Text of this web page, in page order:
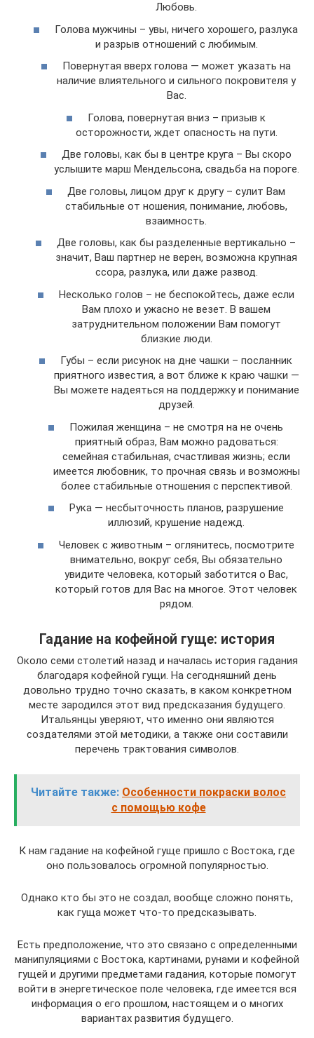
Любовь.
Голова мужчины – увы, ничего хорошего, разлука
и разрыв отношений с любимым.
Повернутая вверх голова — может указать на
наличие влиятельного и сильного покровителя у
Вас.
Голова, повернутая вниз – призыв к
осторожности, ждет опасность на пути.
Две головы, как бы в центре круга – Вы скоро
услышите марш Мендельсона, свадьба на пороге.
Две головы, лицом друг к другу – сулит Вам
стабильные от ношения, понимание, любовь,
взаимность.
Две головы, как бы разделенные вертикально –
значит, Ваш партнер не верен, возможна крупная
ссора, разлука, или даже развод.
Несколько голов – не беспокойтесь, даже если
Вам плохо и ужасно не везет. В вашем
затруднительном положении Вам помогут
близкие люди.
Губы – если рисунок на дне чашки – посланник
приятного известия, а вот ближе к краю чашки —
Вы можете надеяться на поддержку и понимание
друзей.
Пожилая женщина – не смотря на не очень
приятный образ, Вам можно радоваться:
семейная стабильная, счастливая жизнь; если
имеется любовник, то прочная связь и возможны
более стабильные отношения с перспективой.
Рука — несбыточность планов, разрушение
иллюзий, крушение надежд.
Человек с животным – оглянитесь, посмотрите
внимательно, вокруг себя, Вы обязательно
увидите человека, который заботится о Вас,
который готов для Вас на многое. Этот человек
рядом.
Гадание на кофейной гуще: история
Около семи столетий назад и началась история гадания
благодаря кофейной гущи. На сегодняшний день
довольно трудно точно сказать, в каком конкретном
месте зародился этот вид предсказания будущего.
Итальянцы уверяют, что именно они являются
создателями этой методики, а также они составили
перечень трактования символов.
Читайте также: Особенности покраски волос
с помощью кофе
К нам гадание на кофейной гуще пришло с Востока, где
оно пользовалось огромной популярностью.
Однако кто бы это не создал, вообще сложно понять,
как гуща может что-то предсказывать.
Есть предположение, что это связано с определенными
манипуляциями с Востока, картинами, рунами и кофейной
гущей и другими предметами гадания, которые помогут
войти в энергетическое поле человека, где имеется вся
информация о его прошлом, настоящем и о многих
вариантах развития будущего.